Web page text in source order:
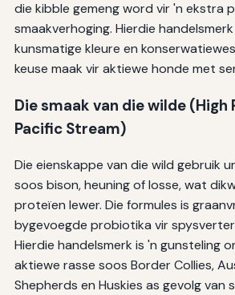
die kibble gemeng word vir 'n ekstra
smaakverhoging. Hierdie
kunsmatige kleure en
keuse maak vir aktiewe honde met
Die smaak van die wilde (High
Pacific Stream)
Die eienskappe van die wild gebruik
soos bison, heuning of losse, wat
proteïen lewer. Die formules is
bygevoegde probiotika vir
Hierdie handelsmerk is 'n gunsteling
aktiewe rasse soos Border Collies,
Shepherds en Huskies as gevolg van